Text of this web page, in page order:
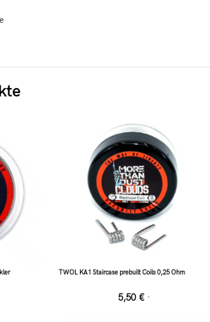
TWOL KA1 Staircase prebuilt Coils 0,25 Ohm
5,50 € *